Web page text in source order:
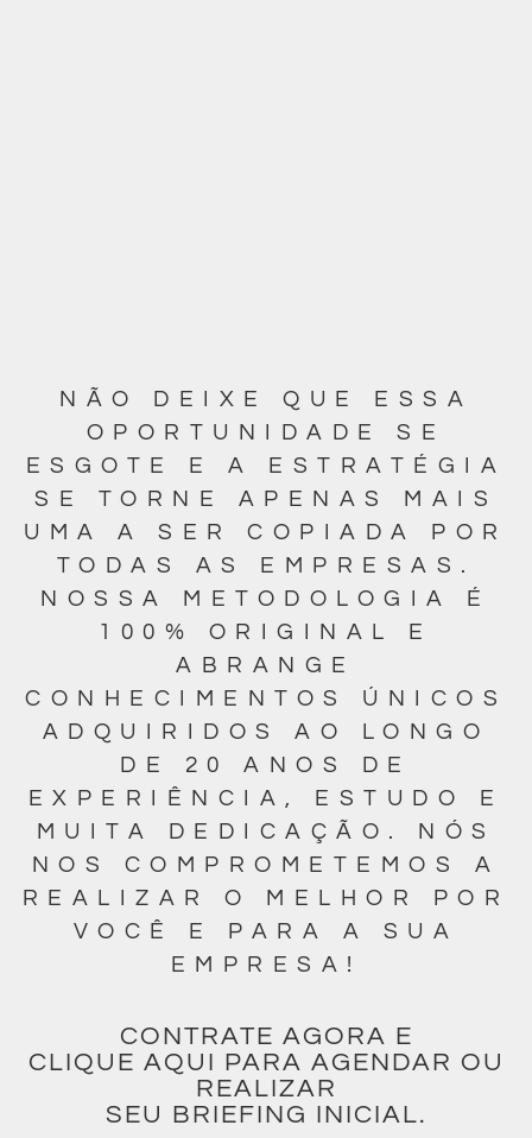
NÃO DEIXE QUE ESSA
OPORTUNIDADE SE
ESGOTE E A ESTRATÉGIA
SE TORNE APENAS MAIS
UMA A SER COPIADA POR
TODAS AS EMPRESAS.
NOSSA METODOLOGIA É
100% ORIGINAL E
ABRANGE
CONHECIMENTOS ÚNICOS
ADQUIRIDOS AO LONGO
DE 20 ANOS DE
EXPERIÊNCIA, ESTUDO E
MUITA DEDICAÇÃO. NÓS
NOS COMPROMETEMOS A
REALIZAR O MELHOR POR
VOCÊ E PARA A SUA
EMPRESA!
CONTRATE AGORA E
CLIQUE AQUI PARA AGENDAR OU
REALIZAR
SEU BRIEFING INICIAL.